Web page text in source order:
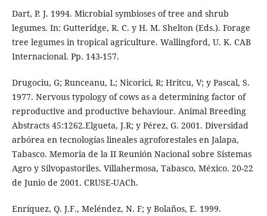
Dart, P. J. 1994. Microbial symbioses of tree and shrub
legumes. In: Gutteridge, R. C. y H. M. Shelton (Eds.). Forage
tree legumes in tropical agriculture. Wallingford, U. K. CAB
Internacional. Pp. 143-157.
Drugociu, G; Runceanu, L; Nicorici, R; Hritcu, V; y Pascal, S.
1977. Nervous typology of cows as a determining factor of
reproductive and productive behaviour. Animal Breeding
Abstracts 45:1262.Elgueta, J.R; y Pérez, G. 2001. Diversidad
arbórea en tecnologías lineales agroforestales en Jalapa,
Tabasco. Memoria de la II Reunión Nacional sobre Sistemas
Agro y Silvopastoriles. Villahermosa, Tabasco, México. 20-22
de Junio de 2001. CRUSE-UACh.
Enríquez, Q. J.F., Meléndez, N. F; y Bolaños, E. 1999.